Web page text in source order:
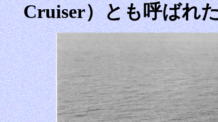
Cruiser）とも呼ばれ